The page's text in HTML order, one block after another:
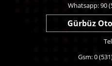
Whatsapp: 90
Gürbüz
Gsm: 0